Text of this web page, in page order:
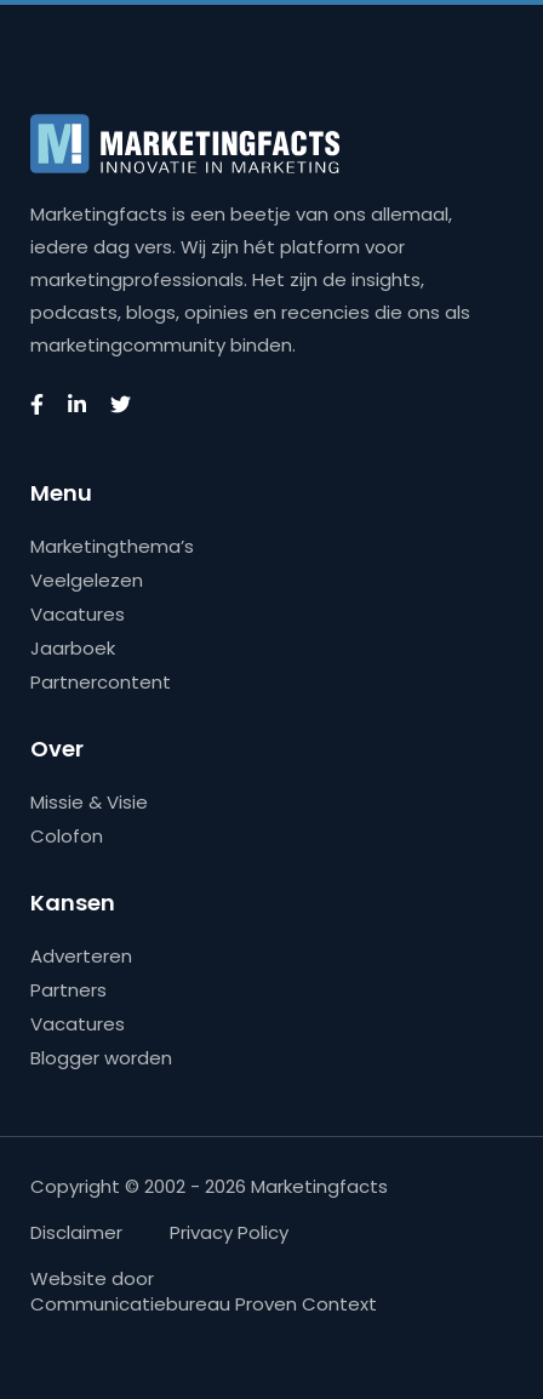
Marketingfacts is een beetje van ons allemaal,
iedere dag vers. Wij zijn hét platform voor
marketingprofessionals. Het zijn de insights,
podcasts, blogs, opinies en recencies die ons als
marketingcommunity binden.
Menu
Marketingthema’s
Veelgelezen
Vacatures
Jaarboek
Partnercontent
Over
Missie & Visie
Colofon
Kansen
Adverteren
Partners
Vacatures
Blogger worden
Copyright © 2002 - 2026 Marketingfacts
Disclaimer
Privacy Policy
Website door
Communicatiebureau Proven Context